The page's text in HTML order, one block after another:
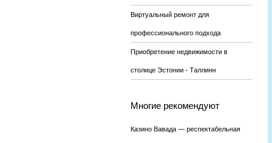
Виртуальный ремонт для
профессионального подхода
Приобретение недвижимости в
столице Эстонии - Таллинн
Многие рекомендуют
Казино Вавада — респектабельная